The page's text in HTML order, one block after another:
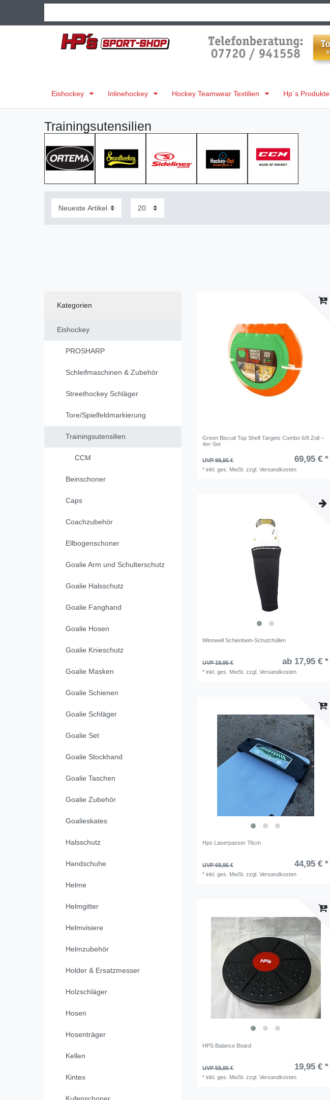
Eishockey Inlinehockey Hockey Teamwear Textilien Hp´s Produkte
Trainingsutensilien
Kategorien
Eishockey
PROSHARP
Schleifmaschinen & Zubehör
Streethockey Schläger
Tore/Spielfeldmarkierung
Trainingsutensilien
CCM
Beinschoner
Caps
Coachzubehör
Ellbogenschoner
Goalie Arm und Schulterschutz
Goalie Halsschutz
Goalie Fanghand
Goalie Hosen
Goalie Knieschutz
Goalie Masken
Goalie Schienen
Goalie Schläger
Goalie Set
Goalie Stockhand
Goalie Taschen
Goalie Zubehör
Goalieskates
Halsschutz
Handschuhe
Helme
Helmgitter
Helmvisiere
Helmzubehör
Holder & Ersatzmesser
Holzschläger
Hosen
Hosenträger
Kellen
Kintex
Green Biscuit Top Shelf Targets Combo 6/8 Zoll –
4er-Set
UVP 99,95 € 69,95 € *
*inkl. ges. MwSt. zzgl.Versandkosten
Winnwell Schienbein-Schutzhüllen
UVP 19,95 € ab 17,95 € *
*inkl. ges. MwSt. zzgl.Versandkosten
Hps Laserpasser 76cm
UVP 69,95 € 44,95 € *
*inkl. ges. MwSt. zzgl.Versandkosten
HPS Balance Board
UVP 59,95 € 19,95 € *
*inkl. ges. MwSt. zzgl.Versandkosten